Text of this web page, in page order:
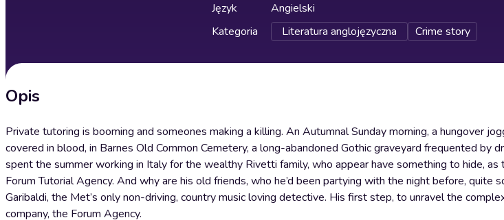
Język
Angielski
Kategoria
Literatura anglojęzyczna Crime story
Opis
Private tutoring is booming and someones making a killing. An Autumnal Sunday morning, a hungover
covered in blood, in Barnes Old Common Cemetery, a long-abandoned Gothic graveyard frequented by
spent the summer working in Italy for the wealthy Rivetti family, who appear have something to hide,
Forum Tutorial Agency. And why are his old friends, who he’d been partying with the night before, quite
Garibaldi, the Met’s only non-driving, country music loving detective. His first step, to unravel the
company, the Forum Agency.